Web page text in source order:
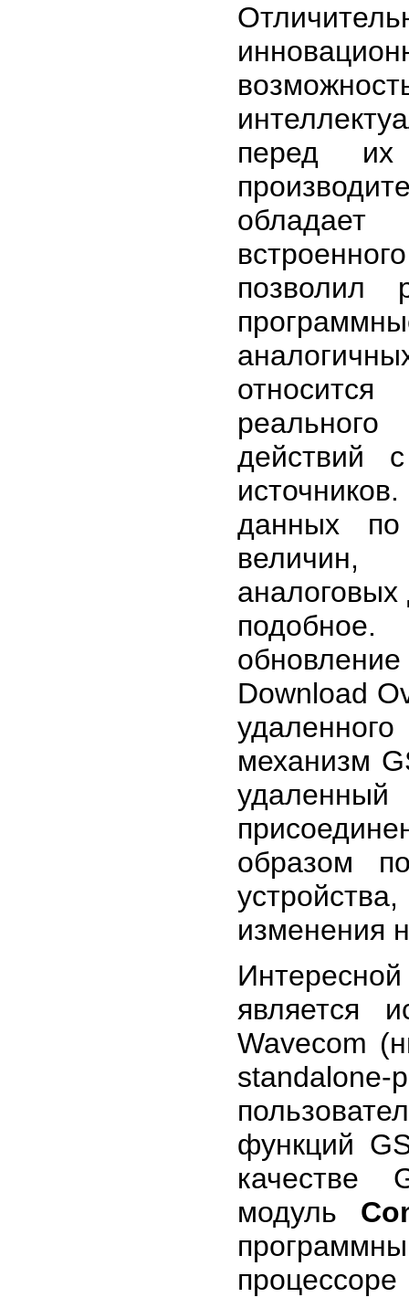
перед их
позволил
действий
данных
величин,
аналоговых
Download
механизм
образом
изменения
является
Wavecom
функций
качестве
модуль